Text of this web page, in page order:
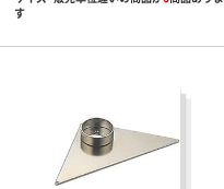
す